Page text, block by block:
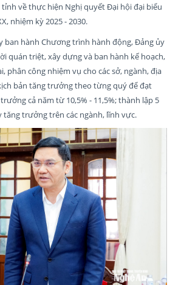
về thực hiện Nghị quyết Đại hội đại biểu
nhiệm kỳ 2025 - 2030.
ban hành Chương trình hành động, Đảng ủy
quán triệt, xây dựng và ban hành kế hoạch,
phân công nhiệm vụ cho các sở, ngành, địa
bản tăng trưởng theo từng quý để đạt
cả năm từ 10,5% - 11,5%; thành lập 5
tăng trưởng trên các ngành, lĩnh vực.